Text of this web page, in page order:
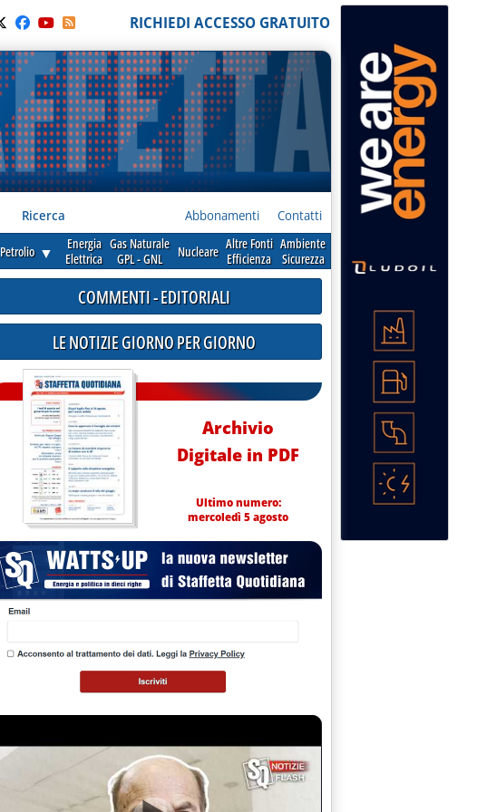
RICHIEDI ACCESSO GRATUITO
Ricerca Abbonamenti Contatti
Petrolio ▼
Energia
Elettrica
Gas Naturale
GPL - GNL
Nucleare Altre Fonti
Efficienza
Ambiente
Sicurezza
COMMENTI - EDITORIALI
LE NOTIZIE GIORNO PER GIORNO
Archivio
Digitale in PDF
Ultimo numero:
mercoledì 5 agosto